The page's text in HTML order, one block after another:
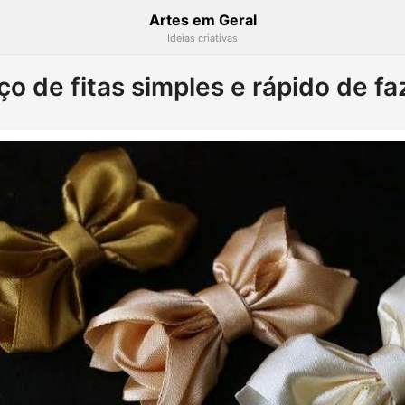
Artes em Geral
Ideias criativas
de fitas simples e rápido de